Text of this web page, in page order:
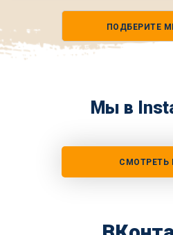
ПОДБЕРИТЕ
Мы в
СМОТРЕТЬ